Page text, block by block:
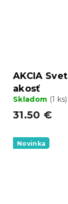
AKCIA
akosť
Skladom (1 ks)
31.50 €
Novinka